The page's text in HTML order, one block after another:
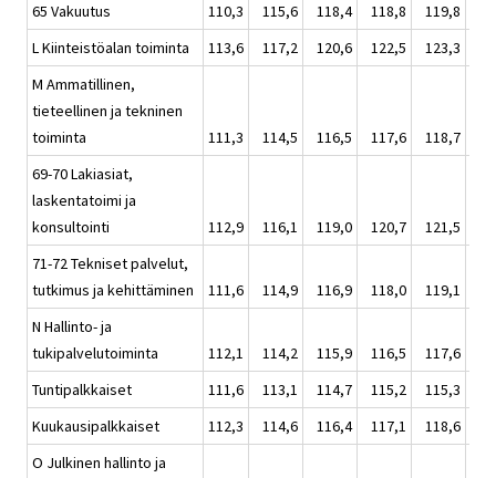
65 Vakuutus
110,3 115,6 118,4 118,8 119,8
L Kiinteistöalan toiminta
113,6 117,2 120,6 122,5 123,3
M Ammatillinen,
tieteellinen ja tekninen
toiminta
111,3 114,5 116,5 117,6 118,7
69-70 Lakiasiat,
laskentatoimi ja
konsultointi
112,9 116,1 119,0 120,7 121,5
71-72 Tekniset palvelut,
tutkimus ja kehittäminen
111,6 114,9 116,9 118,0 119,1
N Hallinto- ja
tukipalvelutoiminta
112,1 114,2 115,9 116,5 117,6
Tuntipalkkaiset
111,6 113,1 114,7 115,2 115,3
Kuukausipalkkaiset
112,3 114,6 116,4 117,1 118,6
O Julkinen hallinto ja